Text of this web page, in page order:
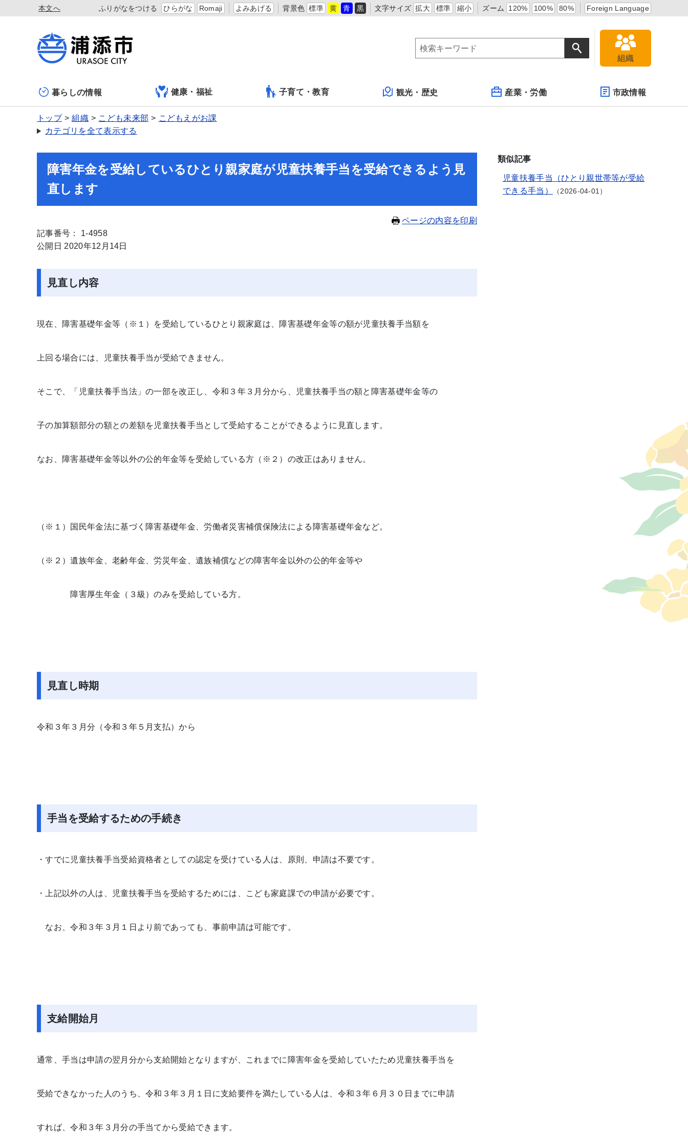
本文へ ふりがなをつける ひらがな Romaji よみあげる 背景色 標準 黄 青 黒 文字サイズ 拡大 標準 縮小 ズーム 120% 100% 80% Foreign Language
組織
暮らしの情報 健康・福祉 子育て・教育 観光・歴史 産業・労働 市政情報
トップ 組織 こども未来部
こどもえがお課
カテゴリを全て表示する
障害年金を受給しているひとり親家庭が児童扶養手当を受給できるよう見
直します
ページの内容を印刷
記事番号： 1-4958
公開日 2020年12月14日
見直し内容
現在、障害基礎年金等（※１）を受給しているひとり親家庭は、障害基礎年金等の額が児童扶養手当額を
上回る場合には、児童扶養手当が受給できません。
そこで、「児童扶養手当法」の一部を改正し、令和３年３月分から、児童扶養手当の額と障害基礎年金等の
子の加算額部分の額との差額を児童扶養手当として受給することができるように見直します。
なお、障害基礎年金等以外の公的年金等を受給している方（※２）の改正はありません。
（※１）国民年金法に基づく障害基礎年金、労働者災害補償保険法による障害基礎年金など。
（※２）遺族年金、老齢年金、労災年金、遺族補償などの障害年金以外の公的年金等や
障害厚生年金（３級）のみを受給している方。
見直し時期
令和３年３月分（令和３年５月支払）から
手当を受給するための手続き
・すでに児童扶養手当受給資格者としての認定を受けている人は、原則、申請は不要です。
・上記以外の人は、児童扶養手当を受給するためには、こども家庭課での申請が必要です。
なお、令和３年３月１日より前であっても、事前申請は可能です。
支給開始月
通常、手当は申請の翌月分から支給開始となりますが、これまでに障害年金を受給していたため児童扶養手当を
受給できなかった人のうち、令和３年３月１日に支給要件を満たしている人は、令和３年６月３０日までに申請
すれば、令和３年３月分の手当てから受給できます。
類似記事
児童扶養手当（ひとり親世帯等が受給
できる手当）
2026-04-01